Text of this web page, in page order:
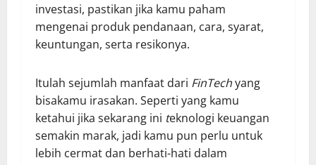
investasi, pastikan jika kamu paham
mengenai produk pendanaan, cara, syarat,
keuntungan, serta resikonya.
Itulah sejumlah manfaat dari FinTechyang
bisakamu irasakan. Seperti yang kamu
ketahui jika sekarang ini teknologi keuangan
semakin marak, jadi kamu pun perlu untuk
lebih cermat dan berhati-hati dalam